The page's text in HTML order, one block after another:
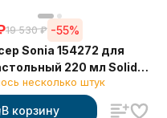
19 530 ₽ -55%
Sonia 154272 для
220 мл Solid
материал)
несколько штук
В корзину